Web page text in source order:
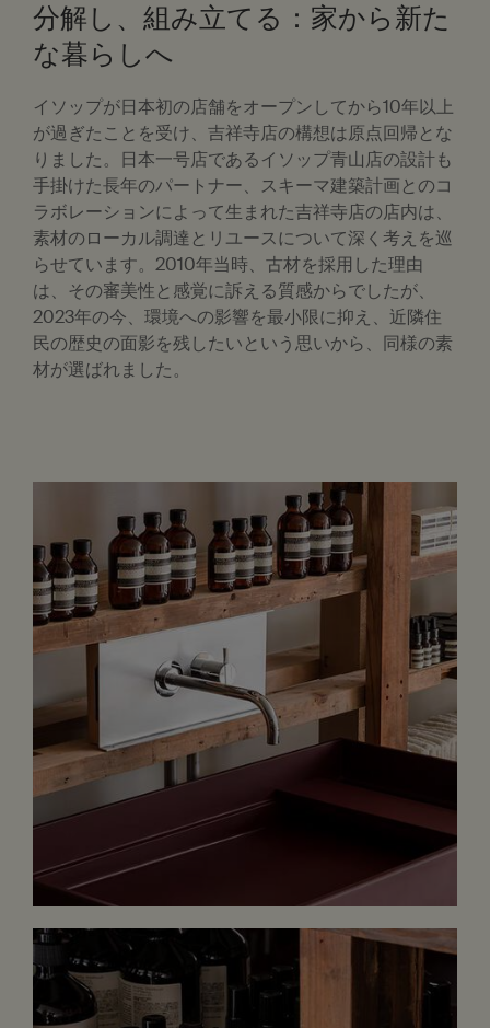
分解し、組み立てる：家から新た
な暮らしへ
イソップが日本初の店舗をオープンしてから10年以上
が過ぎたことを受け、吉祥寺店の構想は原点回帰とな
りました。日本一号店であるイソップ青山店の設計も
手掛けた長年のパートナー、スキーマ建築計画とのコ
ラボレーションによって生まれた吉祥寺店の店内は、
素材のローカル調達とリユースについて深く考えを巡
らせています。2010年当時、古材を採用した理由
は、その審美性と感覚に訴える質感からでしたが、
2023年の今、環境への影響を最小限に抑え、近隣住
民の歴史の面影を残したいという思いから、同様の素
材が選ばれました。